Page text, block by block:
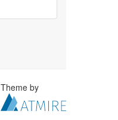
Theme by